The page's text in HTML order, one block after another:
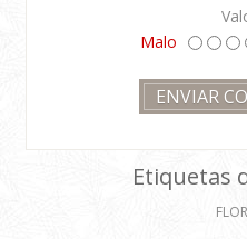
Malo
Etiquetas